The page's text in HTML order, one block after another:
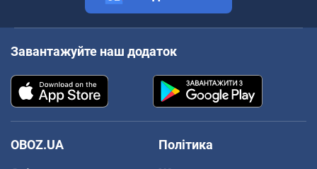
Завантажуйте наш додаток
OBOZ.UA
Політика